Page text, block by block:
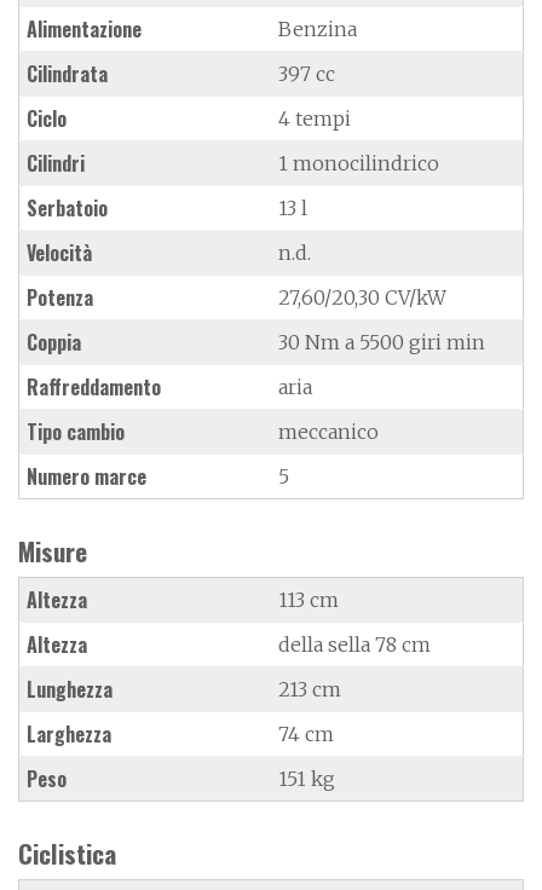
Alimentazione Benzina
Cilindrata 397 cc
Ciclo 4 tempi
Cilindri 1 monocilindrico
Serbatoio 13 l
Velocità n.d.
Potenza 27,60/20,30 CV/kW
Coppia 30 Nm a 5500 giri min
Raffreddamento aria
Tipo cambio meccanico
Numero marce 5
Misure
Altezza 113 cm
Altezza della sella 78 cm
Lunghezza 213 cm
Larghezza 74 cm
Peso 151 kg
Ciclistica